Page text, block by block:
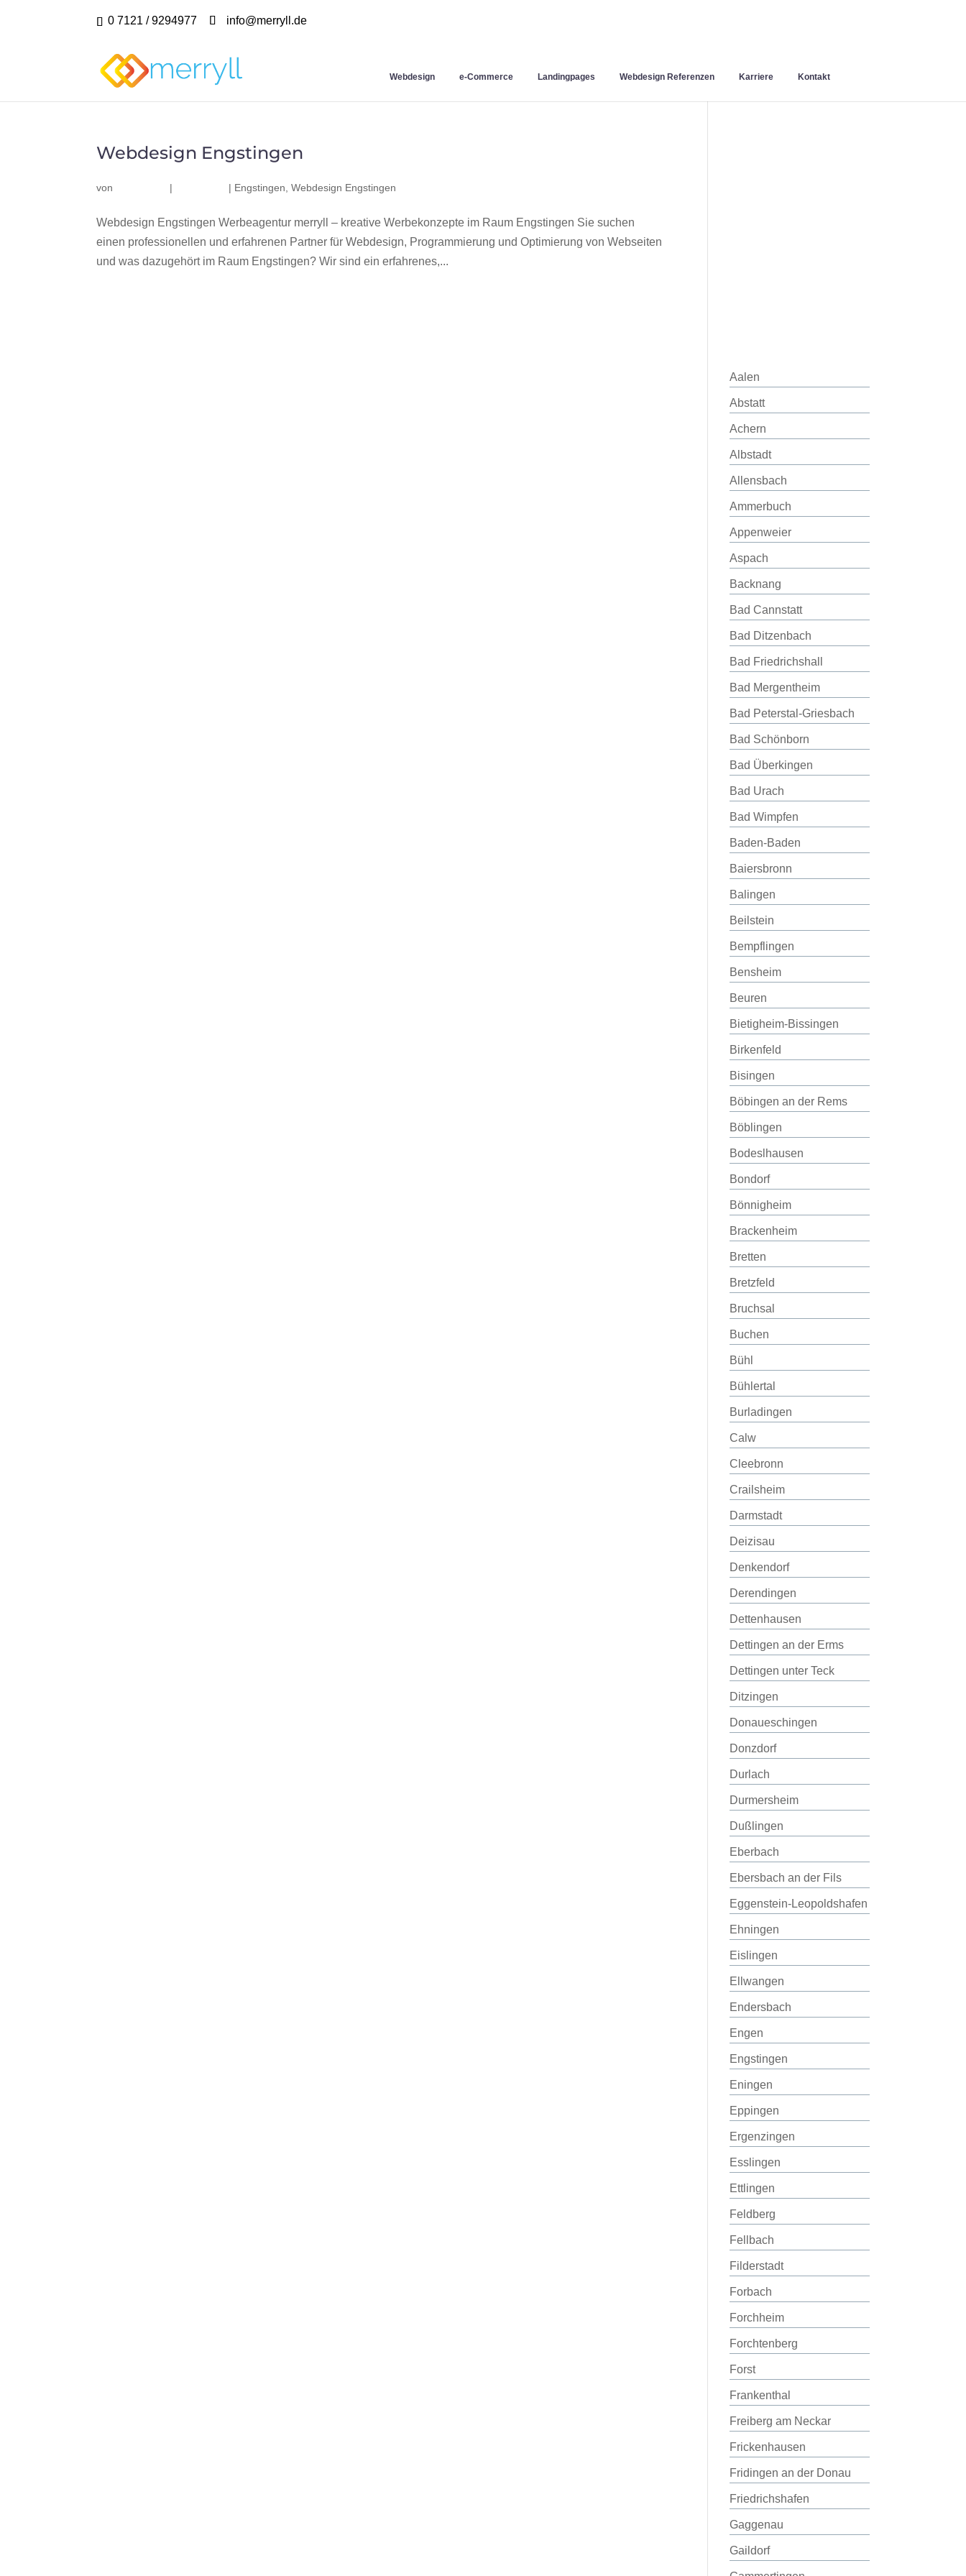
0 7121 / 9294977 info@merryll.de
Webdesign e-Commerce Landingpages Webdesign Referenzen Karriere Kontakt
Webdesign Engstingen
von | | Engstingen ,Webdesign Engstingen
Webdesign Engstingen Werbeagentur merryll – kreative Werbekonzepte im Raum Engstingen Sie suchen
einen professionellen und erfahrenen Partner für Webdesign, Programmierung und Optimierung von Webseiten
und was dazugehört im Raum Engstingen? Wir sind ein erfahrenes,...
Aalen
Abstatt
Achern
Albstadt
Allensbach
Ammerbuch
Appenweier
Aspach
Backnang
Bad Cannstatt
Bad Ditzenbach
Bad Friedrichshall
Bad Mergentheim
Bad Peterstal-Griesbach
Bad Schönborn
Bad Überkingen
Bad Urach
Bad Wimpfen
Baden-Baden
Baiersbronn
Balingen
Beilstein
Bempflingen
Bensheim
Beuren
Bietigheim-Bissingen
Birkenfeld
Bisingen
Böbingen an der Rems
Böblingen
Bodeslhausen
Bondorf
Bönnigheim
Brackenheim
Bretten
Bretzfeld
Bruchsal
Buchen
Bühl
Bühlertal
Burladingen
Calw
Cleebronn
Crailsheim
Darmstadt
Deizisau
Denkendorf
Derendingen
Dettenhausen
Dettingen an der Erms
Dettingen unter Teck
Ditzingen
Donaueschingen
Donzdorf
Durlach
Durmersheim
Dußlingen
Eberbach
Ebersbach an der Fils
Eggenstein-Leopoldshafen
Ehningen
Eislingen
Ellwangen
Endersbach
Engen
Engstingen
Eningen
Eppingen
Ergenzingen
Esslingen
Ettlingen
Feldberg
Fellbach
Filderstadt
Forbach
Forchheim
Forchtenberg
Forst
Frankenthal
Freiberg am Neckar
Frickenhausen
Fridingen an der Donau
Friedrichshafen
Gaggenau
Gaildorf